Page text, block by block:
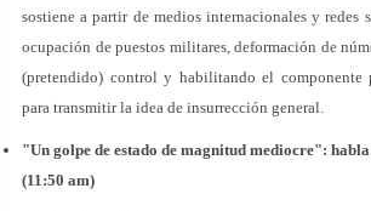
sostiene a partir de medios internacionales y redes
ocupación de puestos militares, deformación de
(pretendido) control y habilitando el
para transmitir la idea de insurrección general.
"Un golpe de estado de magnitud mediocre":
(11:50 am)